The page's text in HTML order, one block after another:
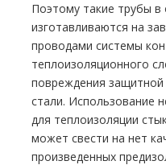
Поэтому такие тpубы
изготавливаются на
проводами системы
теплоизоляционного
повреждения
стали. Использование
для теплоизоляции
может свести на нет
произведенных